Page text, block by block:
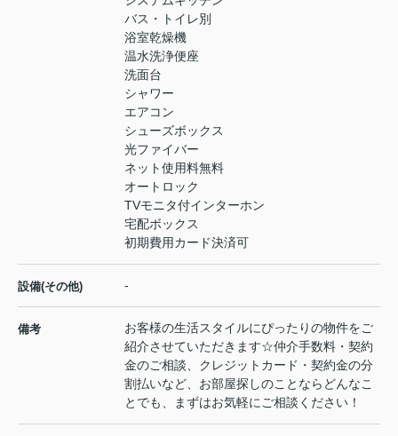
バス・トイレ別
浴室乾燥機
温水洗浄便座
洗面台
シャワー
エアコン
シューズボックス
光ファイバー
ネット使用料無料
オートロック
TVモニタ付インターホン
宅配ボックス
初期費用カード決済可
設備(その他) -
備考
お客様の生活スタイルにぴったりの物件をご
紹介させていただきます☆仲介手数料・契約
金のご相談、クレジットカード・契約金の分
割払いなど、お部屋探しのことならどんなこ
とでも、まずはお気軽にご相談ください！